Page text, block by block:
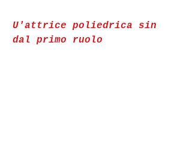
U'attrice poliedrica sin
dal primo ruolo